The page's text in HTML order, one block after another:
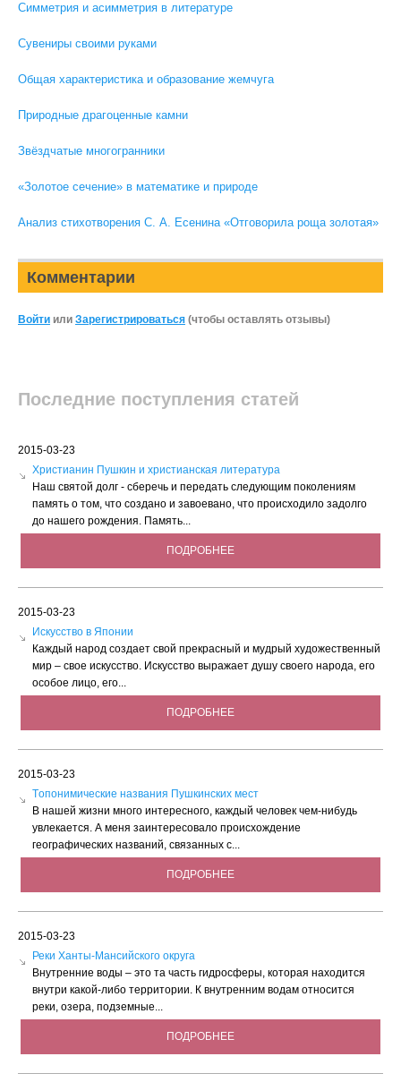
Симметрия и асимметрия в литературе
Сувениры своими руками
Общая характеристика и образование жемчуга
Природные драгоценные камни
Звёздчатые многогранники
«Золотое сечение» в математике и природе
Анализ стихотворения С. А. Есенина «Отговорила роща золотая»
Комментарии
Войти или Зарегистрироваться (чтобы оставлять отзывы)
Последние поступления статей
2015-03-23
Христианин Пушкин и христианская литература
Наш святой долг - сберечь и передать следующим поколениям
память о том, что создано и завоевано, что происходило задолго
до нашего рождения. Память...
ПОДРОБНЕЕ
2015-03-23
Искусство в Японии
Каждый народ создает свой прекрасный и мудрый художественный
мир – свое искусство. Искусство выражает душу своего народа, его
особое лицо, его...
ПОДРОБНЕЕ
2015-03-23
Tопонимические названия Пушкинских мест
В нашей жизни много интересного, каждый человек чем-нибудь
увлекается. А меня заинтересовало происхождение
географических названий, связанных с...
ПОДРОБНЕЕ
2015-03-23
Реки Ханты-Мансийского округа
Внутренние воды – это та часть гидросферы, которая находится
внутри какой-либо территории. К внутренним водам относится
реки, озера, подземные...
ПОДРОБНЕЕ